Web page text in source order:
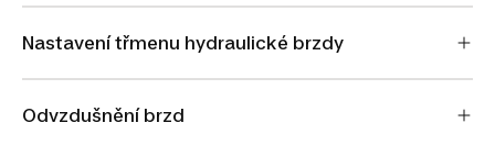
Nastavení třmenu hydraulické brzdy
Odvzdušnění brzd